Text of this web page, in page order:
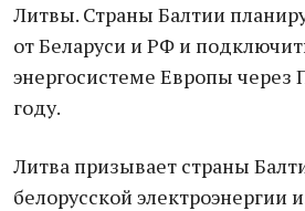
Литвы. Страны Балтии
от Беларуси и РФ и
энергосистеме Европы через
году.
Литва призывает страны
белорусской электроэнергии